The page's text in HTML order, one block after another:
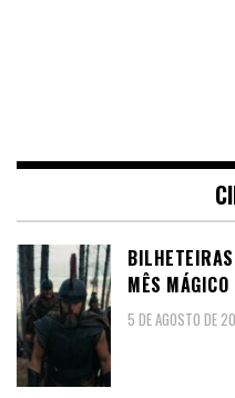
MÊS
5 DE AGOSTO DE